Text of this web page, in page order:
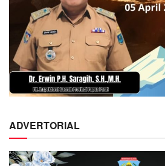
ADVERTORIAL